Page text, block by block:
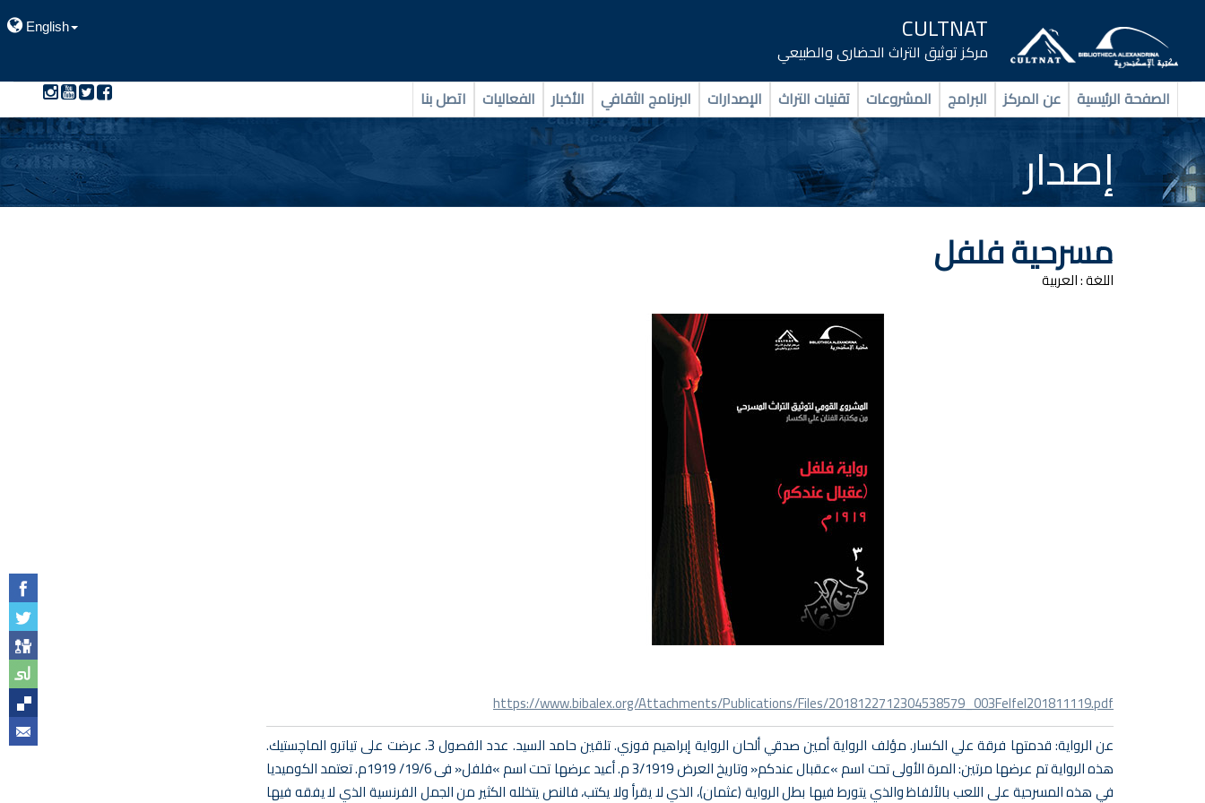
CULTNAT
مركز توثيق التراث الحضارى والطبيعي
English
الصفحة الرئيسية عن المركز البرامج المشروعات تقنيات التراث الإصدارات البرنامج الثقافي الأخبار الفعاليات اتصل بنا
إصدار
مسرحية فلفل
اللغة :العربية
https://www.bibalex.org/Attachments/Publications/Files/2018122712304538579_003Felfel201811119.pdf
عن الرواية: قدمتها فرقة علي الكسار. مؤلف الرواية أمين صدقي ألحان الرواية إبراهيم فوزي. تلقين حامد السيد. عدد الفصول 3. عرضت على تياترو الماچستيك.
هذه الرواية تم عرضها مرتين: المرة الأولى تحت اسم »عقبال عندكم« وتاريخ العرض 3/1919 م. أعيد عرضها تحت اسم »فلفل« فى 19/6/ 1919م. تعتمد الكوميديا
في هذه المسرحية على اللعب بالألفاظ والذي يتورط فيها بطل الرواية (عثمان)، الذي لا يقرأ ولا يكتب، فالنص يتخلله الكثير من الجمل الفرنسية الذي لا يفقه فيها